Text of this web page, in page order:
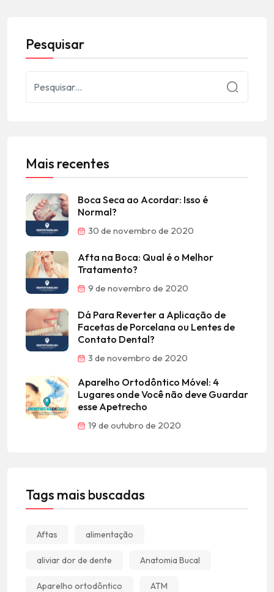
Pesquisar
Mais recentes
Boca Seca ao Acordar: Isso é
Normal?
30 de novembro de 2020
Afta na Boca: Qual é o Melhor
Tratamento?
9 de novembro de 2020
Dá Para Reverter a Aplicação de
Facetas de Porcelana ou Lentes de
Contato Dental?
3 de novembro de 2020
Aparelho Ortodôntico Móvel: 4
Lugares onde Você não deve Guardar
esse Apetrecho
19 de outubro de 2020
Tags mais buscadas
Aftas alimentação
aliviar dor de dente Anatomia Bucal
Aparelho ortodôntico ATM